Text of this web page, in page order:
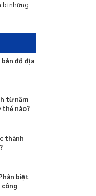
bị những
đồ địa
từ năm
thế nào?
thành
biệt
công